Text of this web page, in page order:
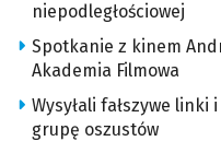
niepodległościowej
Spotkanie z kinem
Akademia Filmowa
Wysyłali fałszywe linki
grupę oszustów